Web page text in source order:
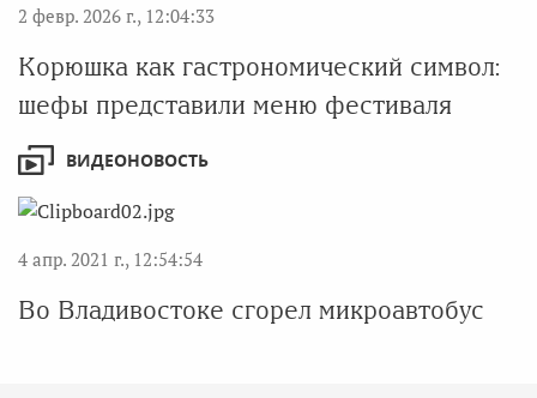
2 февр. 2026 г., 12:04:33
Корюшка как гастрономический символ:
шефы представили меню фестиваля
ВИДЕОНОВОСТЬ
4 апр. 2021 г., 12:54:54
Во Владивостоке сгорел микроавтобус